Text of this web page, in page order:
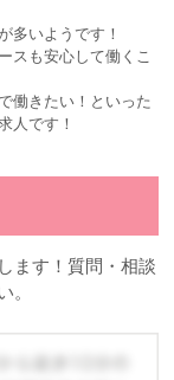
多いようです！
スも安心して働くこ
働きたい！といった
人です！
ます！質問・相談
。